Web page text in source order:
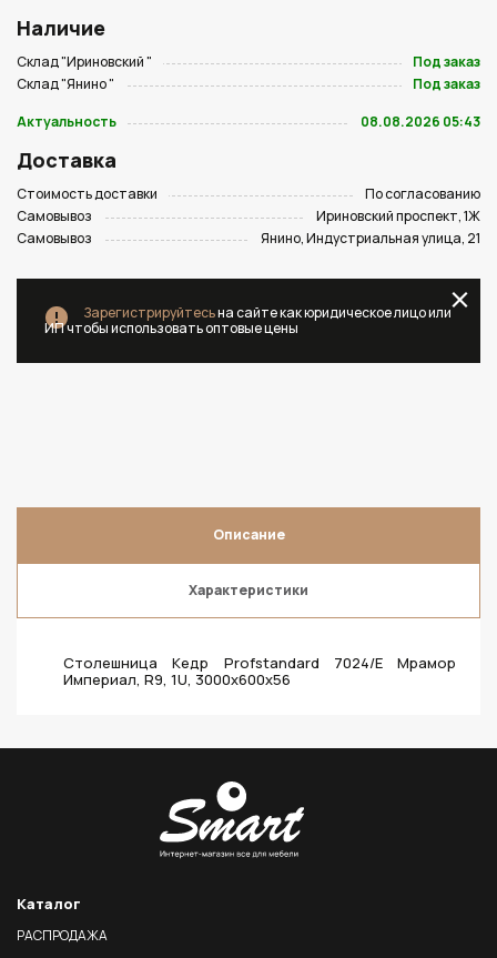
Наличие
Склад "Ириновский "
Под заказ
Склад "Янино "
Под заказ
Актуальность
08.08.2026 05:43
Доставка
Стоимость доставки
По согласованию
Самовывоз
Ириновский проспект, 1Ж
Самовывоз
Янино, Индустриальная улица, 21
Зарегистрируйтесьна сайте как юридическое лицо или
ИП чтобы использовать оптовые цены
Описание
Характеристики
Столешница Кедр Profstandard 7024/E Мрамор
Империал, R9, 1U, 3000х600х56
Каталог
РАСПРОДАЖА